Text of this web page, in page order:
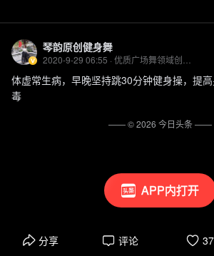
APP内打开
琴韵原创健身舞
体虚常生病，早晚坚持跳30分钟健身操，提
毒
分享 评论 37
—— ©2026 今日头条——